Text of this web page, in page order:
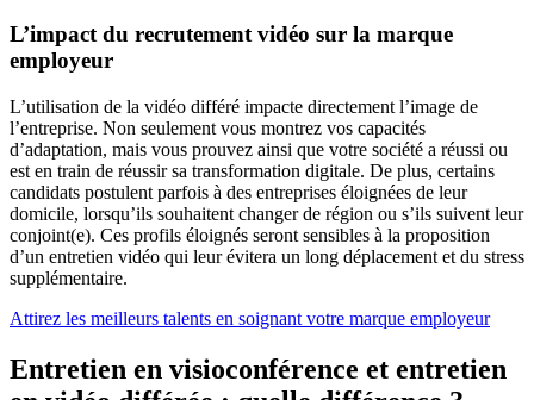
L’impact du recrutement vidéo sur la marque
employeur
L’utilisation de la vidéo différé impacte directement l’image de
l’entreprise. Non seulement vous montrez vos capacités
d’adaptation, mais vous prouvez ainsi que votre société a réussi ou
est en train de réussir sa transformation digitale. De plus, certains
candidats postulent parfois à des entreprises éloignées de leur
domicile, lorsqu’ils souhaitent changer de région ou s’ils suivent leur
conjoint(e). Ces profils éloignés seront sensibles à la proposition
d’un entretien vidéo qui leur évitera un long déplacement et du stress
supplémentaire.
Attirez les meilleurs talents en soignant votre marque employeur
Entretien en visioconférence et entretien